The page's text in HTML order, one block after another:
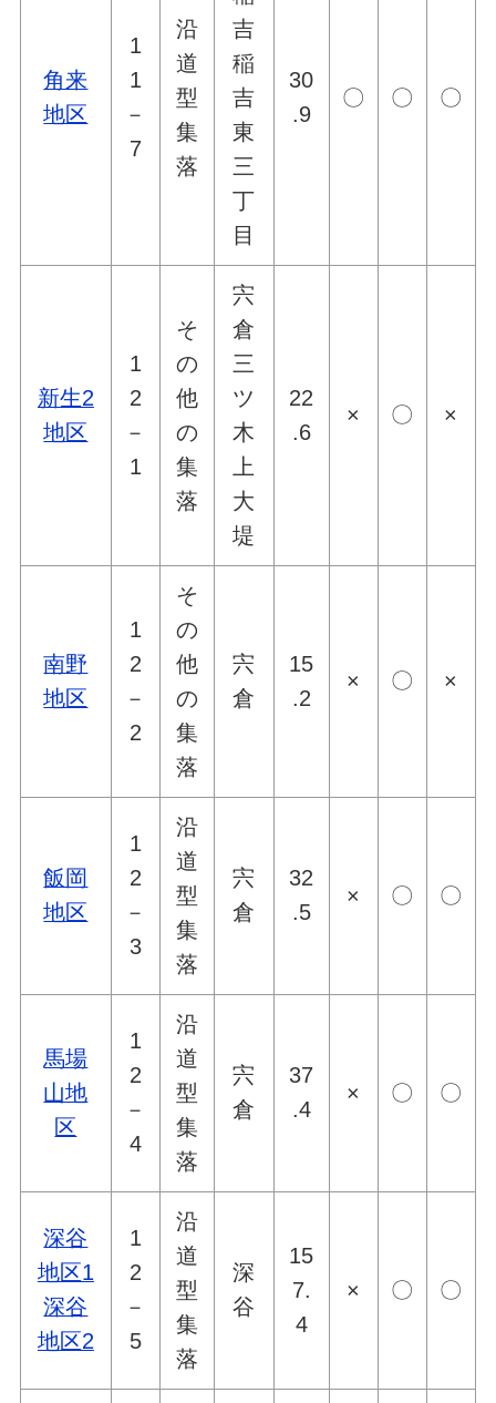
角来
地区
1
1
－
7
沿
道
型
集
落
吉
稲
吉
東
三
丁
目
30
.9
〇 〇 〇
新生2
地区
1
2
－
1
そ
の
他
の
集
落
宍
倉
三
ツ
木
上
大
堤
22
.6
× 〇 ×
南野
地区
1
2
－
2
そ
の
他
の
集
落
宍
倉
15
.2
× 〇 ×
飯岡
地区
1
2
－
3
沿
道
型
集
落
宍
倉
32
.5
× 〇 〇
馬場
山地
区
1
2
－
4
沿
道
型
集
落
宍
倉
37
.4
× 〇 〇
深谷
地区1
深谷
地区2
1
2
－
5
沿
道
型
集
落
深
谷
15
7.
4
× 〇 〇